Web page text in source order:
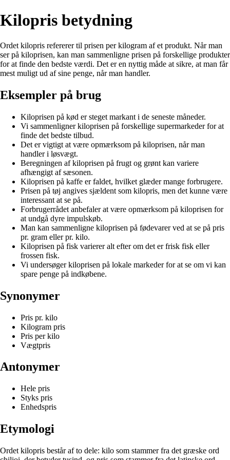
Kilopris betydning
Ordet kilopris refererer til prisen per kilogram af et produkt. Når man
ser på kiloprisen, kan man sammenligne prisen på forskellige produkter
for at finde den bedste værdi. Det er en nyttig måde at sikre, at man får
mest muligt ud af sine penge, når man handler.
Eksempler på brug
Kiloprisen på kød er steget markant i de seneste måneder.
Vi sammenligner kiloprisen på forskellige supermarkeder for at
finde det bedste tilbud.
Det er vigtigt at være opmærksom på kiloprisen, når man
handler i løsvægt.
Beregningen af kiloprisen på frugt og grønt kan variere
afhængigt af sæsonen.
Kiloprisen på kaffe er faldet, hvilket glæder mange forbrugere.
Prisen på tøj angives sjældent som kilopris, men det kunne være
interessant at se på.
Forbrugerrådet anbefaler at være opmærksom på kiloprisen for
at undgå dyre impulskøb.
Man kan sammenligne kiloprisen på fødevarer ved at se på pris
pr. gram eller pr. kilo.
Kiloprisen på fisk varierer alt efter om det er frisk fisk eller
frossen fisk.
Vi undersøger kiloprisen på lokale markeder for at se om vi kan
spare penge på indkøbene.
Synonymer
Pris pr. kilo
Kilogram pris
Pris per kilo
Vægtpris
Antonymer
Hele pris
Styks pris
Enhedspris
Etymologi
Ordet kilopris består af to dele: kilo som stammer fra det græske ord